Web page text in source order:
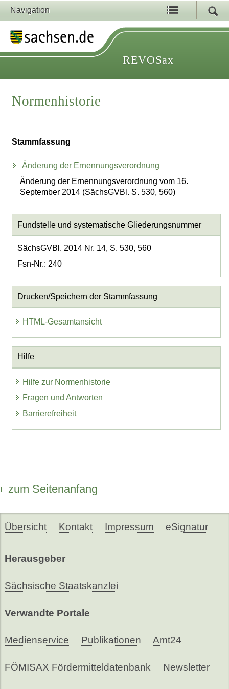
Navigation
REVOSax
Normenhistorie
Stammfassung
Änderung der Ernennungsverordnung
Änderung der Ernennungsverordnung vom 16.
September 2014 (SächsGVBl. S. 530, 560)
Fundstelle und systematische Gliederungsnummer
SächsGVBl. 2014 Nr. 14, S. 530, 560
Fsn-Nr.: 240
Drucken/Speichern der Stammfassung
HTML-Gesamtansicht
Hilfe
Hilfe zur Normenhistorie
Fragen und Antworten
Barrierefreiheit
zum Seitenanfang
Übersicht Kontakt Impressum eSignatur
Herausgeber
Sächsische Staatskanzlei
Verwandte Portale
Medienservice Publikationen Amt24
FÖMISAX Fördermitteldatenbank Newsletter